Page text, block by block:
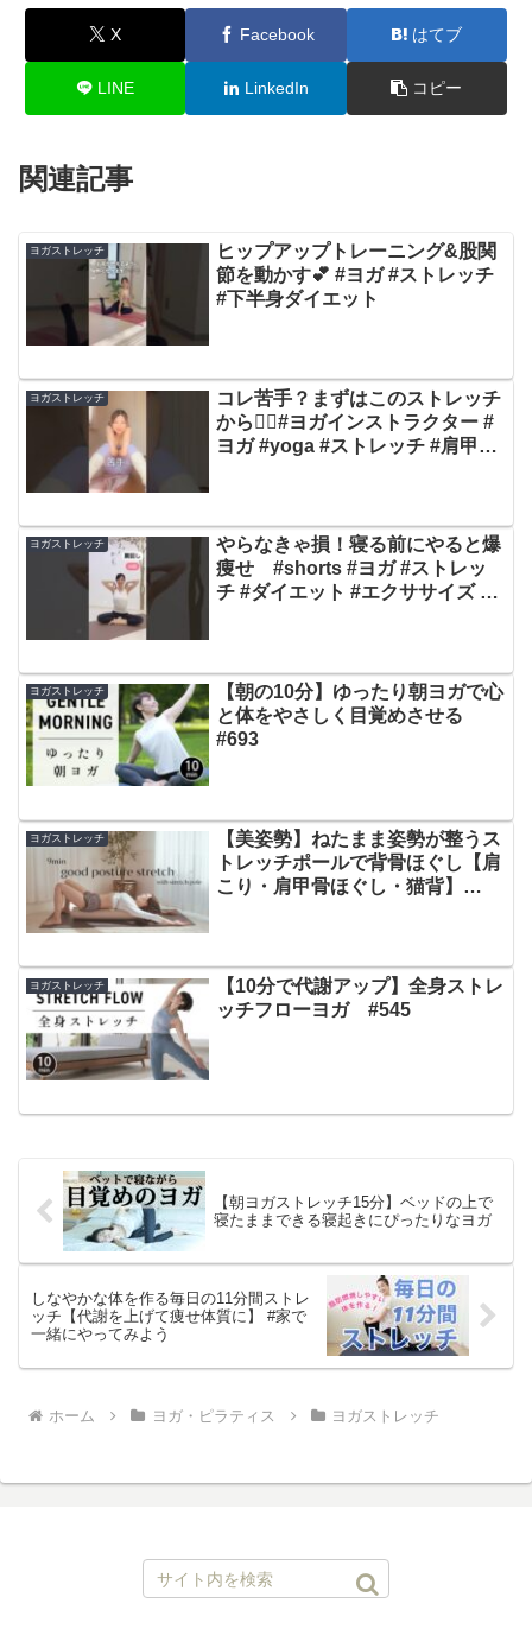
X Facebook はてブ
LINE LinkedIn コピー
関連記事
ヨガストレッチ
ヒップアップトレーニング&股関
節を動かす💕 #ヨガ #ストレッチ
#下半身ダイエット
ヨガストレッチ
コレ苦手？まずはこのストレッチ
から🙆‍♀️#ヨガインストラクター #
ヨガ #yoga #ストレッチ #肩甲骨
ヨガストレッチ
やらなきゃ損！寝る前にやると爆
痩せ #shorts #ヨガ #ストレッ
チ #ダイエット #エクササイズ #
ヨガストレッチ
【朝の10分】ゆったり朝ヨガで心
と体をやさしく目覚めさせる
#693
ヨガストレッチ
【美姿勢】ねたまま姿勢が整うス
トレッチポールで背骨ほぐし【肩
こり・肩甲骨ほぐし・猫背】
ヨガストレッチ
【10分で代謝アップ】全身ストレ
ッチフローヨガ #545
【朝ヨガストレッチ15分】ベッドの上で
寝たままできる寝起きにぴったりなヨガ
しなやかな体を作る毎日の11分間ストレ
ッチ【代謝を上げて痩せ体質に】 #家で
一緒にやってみよう
ホーム ヨガ・ピラティス ヨガストレッチ